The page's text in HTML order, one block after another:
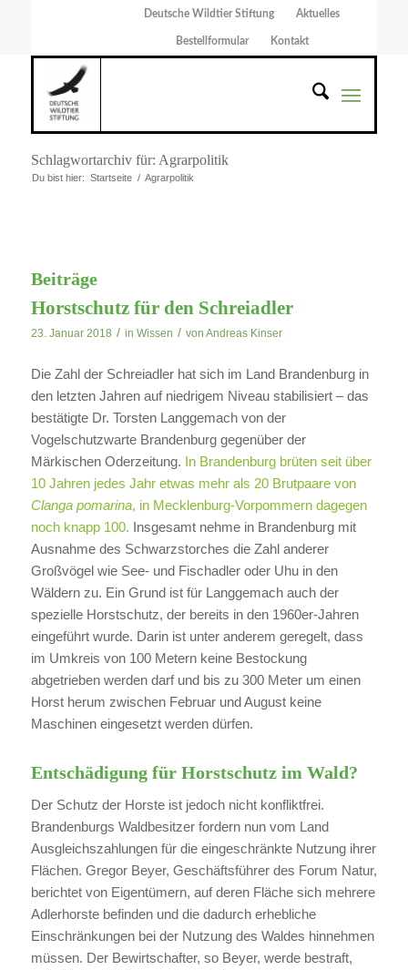
Deutsche Wildtier Stiftung Aktuelles
Bestellformular Kontakt
Schlagwortarchiv für: Agrarpolitik
Du bist hier: Startseite / Agrarpolitik
Beiträge
Horstschutz für den Schreiadler
23. Januar 2018 / in Wissen / von Andreas Kinser
Die Zahl der Schreiadler hat sich im Land Brandenburg in
den letzten Jahren auf niedrigem Niveau stabilisiert – das
bestätigte Dr. Torsten Langgemach von der
Vogelschutzwarte Brandenburg gegenüber der
Märkischen Oderzeitung. In Brandenburg brüten seit über
10 Jahren jedes Jahr etwas mehr als 20 Brutpaare von
Clanga pomarina, in Mecklenburg-Vorpommern dagegen
noch knapp 100. Insgesamt nehme in Brandenburg mit
Ausnahme des Schwarzstorches die Zahl anderer
Großvögel wie See- und Fischadler oder Uhu in den
Wäldern zu. Ein Grund ist für Langgemach auch der
spezielle Horstschutz, der bereits in den 1960er-Jahren
eingeführt wurde. Darin ist unter anderem geregelt, dass
im Umkreis von 100 Metern keine Bestockung
abgetrieben werden darf und bis zu 300 Meter um einen
Horst herum zwischen Februar und August keine
Maschinen eingesetzt werden dürfen.
Entschädigung für Horstschutz im Wald?
Der Schutz der Horste ist jedoch nicht konfliktfrei.
Brandenburgs Waldbesitzer fordern nun vom Land
Ausgleichszahlungen für die eingeschränkte Nutzung ihrer
Flächen. Gregor Beyer, Geschäftsführer des Forum Natur,
berichtet von Eigentümern, auf deren Fläche sich mehrere
Adlerhorste befinden und die dadurch erhebliche
Einschränkungen bei der Nutzung des Waldes hinnehmen
müssen. Der Bewirtschafter, so Beyer, werde bestraft,